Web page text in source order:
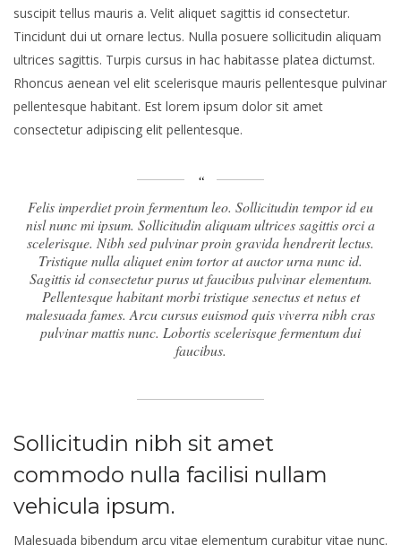
suscipit tellus mauris a. Velit aliquet sagittis id consectetur.
Tincidunt dui ut ornare lectus. Nulla posuere sollicitudin aliquam
ultrices sagittis. Turpis cursus in hac habitasse platea dictumst.
Rhoncus aenean vel elit scelerisque mauris pellentesque pulvinar
pellentesque habitant. Est lorem ipsum dolor sit amet
consectetur adipiscing elit pellentesque.
Felis imperdiet proin fermentum leo. Sollicitudin tempor id eu
nisl nunc mi ipsum. Sollicitudin aliquam ultrices sagittis orci a
scelerisque. Nibh sed pulvinar proin gravida hendrerit lectus.
Tristique nulla aliquet enim tortor at auctor urna nunc id.
Sagittis id consectetur purus ut faucibus pulvinar elementum.
Pellentesque habitant morbi tristique senectus et netus et
malesuada fames. Arcu cursus euismod quis viverra nibh cras
pulvinar mattis nunc. Lobortis scelerisque fermentum dui
faucibus.
Sollicitudin nibh sit amet
commodo nulla facilisi nullam
vehicula ipsum.
Malesuada bibendum arcu vitae elementum curabitur vitae nunc.